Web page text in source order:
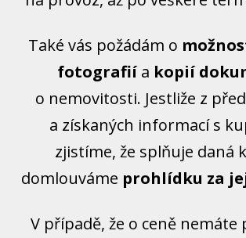
Také vás požádám o
fotografiía kopií
o nemovitosti. Jestliže z
a získaných informací s
zjistíme, že splňuje daná
domlouváme prohlídku za
V případě, že o ceně nemáte